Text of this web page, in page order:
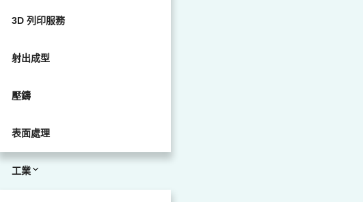
3D 列印服務
射出成型
壓鑄
表面處理
工業